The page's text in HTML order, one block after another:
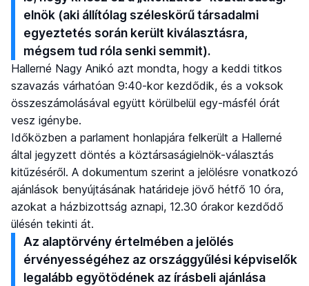
elnök (aki állítólag széleskörű társadalmi
egyeztetés során került kiválasztásra,
mégsem tud róla senki semmit).
Hallerné Nagy Anikó azt mondta, hogy a keddi titkos
szavazás várhatóan 9:40-kor kezdődik, és a voksok
összeszámolásával együtt körülbelül egy-másfél órát
vesz igénybe.
Időközben a parlament honlapjára felkerült a Hallerné
által jegyzett döntés a köztársaságielnök-választás
kitűzéséről. A dokumentum szerint a jelölésre vonatkozó
ajánlások benyújtásának határideje jövő hétfő 10 óra,
azokat a házbizottság aznapi, 12.30 órakor kezdődő
ülésén tekinti át.
Az alaptörvény értelmében a jelölés
érvényességéhez az országgyűlési képviselők
legalább egyötödének az írásbeli ajánlása